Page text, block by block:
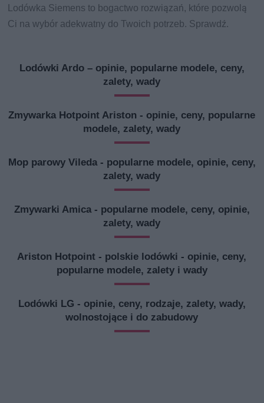
Lodówka Siemens to bogactwo rozwiązań, które pozwolą
Ci na wybór adekwatny do Twoich potrzeb. Sprawdź.
Lodówki Ardo – opinie, popularne modele, ceny,
zalety, wady
Zmywarka Hotpoint Ariston - opinie, ceny, popularne
modele, zalety, wady
Mop parowy Vileda - popularne modele, opinie, ceny,
zalety, wady
Zmywarki Amica - popularne modele, ceny, opinie,
zalety, wady
Ariston Hotpoint - polskie lodówki - opinie, ceny,
popularne modele, zalety i wady
Lodówki LG - opinie, ceny, rodzaje, zalety, wady,
wolnostojące i do zabudowy